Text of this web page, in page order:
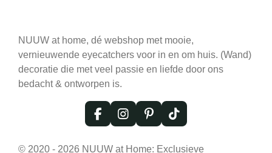
NUUW at home, dé webshop met mooie,
vernieuwende eyecatchers voor in en om huis. (Wand)
decoratie die met veel passie en liefde door ons
bedacht & ontworpen is.
F
I
P
T
© 2020 - 2026 NUUW at Home: Exclusieve